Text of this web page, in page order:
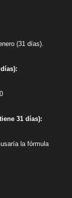
(31 días).
31 días):
la fórmula